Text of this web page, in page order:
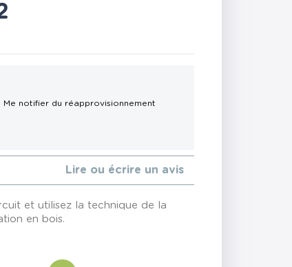
Lire ou écrire un avis
et utilisez la technique de la
en bois.